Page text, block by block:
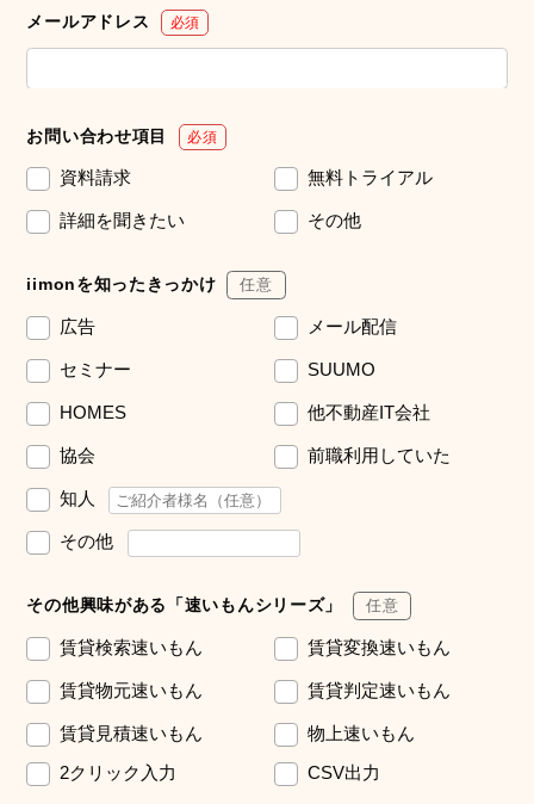
メールアドレス 必須
お問い合わせ項目 必須
資料請求 無料トライアル
詳細を聞きたい その他
iimonを知ったきっかけ 任意
広告 メール配信
セミナー SUUMO
HOMES 他不動産IT会社
協会 前職利用していた
知人
その他
その他興味がある「速いもんシリーズ」 任意
賃貸検索速いもん 賃貸変換速いもん
賃貸物元速いもん 賃貸判定速いもん
賃貸見積速いもん
物上速いもん
2クリック入力
CSV出力